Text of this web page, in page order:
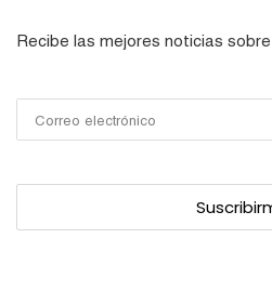
Recibe las mejores noticias